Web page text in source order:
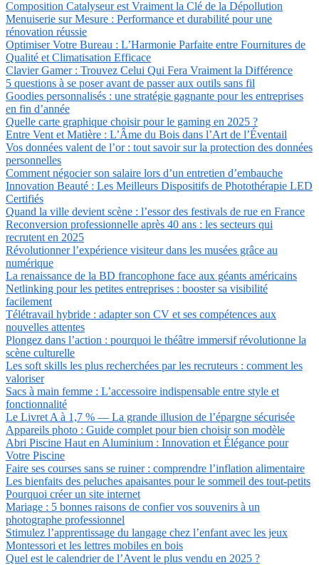
Composition Catalyseur est Vraiment la Clé de la Dépollution
Menuiserie sur Mesure : Performance et durabilité pour une
rénovation réussie
Optimiser Votre Bureau : L’Harmonie Parfaite entre Fournitures de
Qualité et Climatisation Efficace
Clavier Gamer : Trouvez Celui Qui Fera Vraiment la Différence
5 questions à se poser avant de passer aux outils sans fil
Goodies personnalisés : une stratégie gagnante pour les entreprises
en fin d’année
Quelle carte graphique choisir pour le gaming en 2025 ?
Entre Vent et Matière : L’Âme du Bois dans l’Art de l’Éventail
Vos données valent de l’or : tout savoir sur la protection des données
personnelles
Comment négocier son salaire lors d’un entretien d’embauche
Innovation Beauté : Les Meilleurs Dispositifs de Photothérapie LED
Certifiés
Quand la ville devient scène : l’essor des festivals de rue en France
Reconversion professionnelle après 40 ans : les secteurs qui
recrutent en 2025
Révolutionner l’expérience visiteur dans les musées grâce au
numérique
La renaissance de la BD francophone face aux géants américains
Netlinking pour les petites entreprises : booster sa visibilité
facilement
Télétravail hybride : adapter son CV et ses compétences aux
nouvelles attentes
Plongez dans l’action : pourquoi le théâtre immersif révolutionne la
scène culturelle
Les soft skills les plus recherchées par les recruteurs : comment les
valoriser
Sacs à main femme : L’accessoire indispensable entre style et
fonctionnalité
Le Livret A à 1,7 % — La grande illusion de l’épargne sécurisée
Appareils photo : Guide complet pour bien choisir son modèle
Abri Piscine Haut en Aluminium : Innovation et Élégance pour
Votre Piscine
Faire ses courses sans se ruiner : comprendre l’inflation alimentaire
Les bienfaits des peluches apaisantes pour le sommeil des tout-petits
Pourquoi créer un site internet
Mariage : 5 bonnes raisons de confier vos souvenirs à un
photographe professionnel
Stimulez l’apprentissage du langage chez l’enfant avec les jeux
Montessori et les lettres mobiles en bois
Quel est le calendrier de l’Avent le plus vendu en 2025 ?